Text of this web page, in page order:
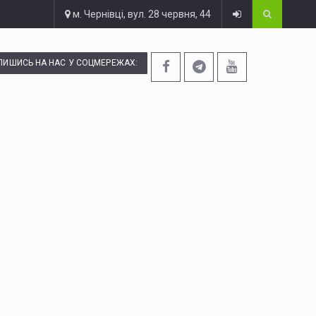
м. Чернівці, вул. 28 червня, 44
НА НАС У СОЦМЕРЕЖАХ: